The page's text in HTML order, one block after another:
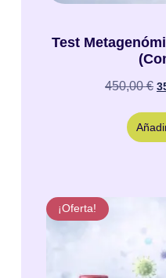
Test
450,00€
¡Oferta!